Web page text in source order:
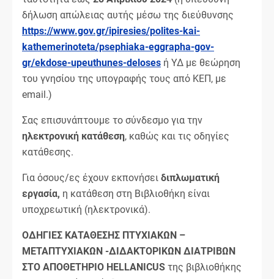
δήλωση απώλειας αυτής μέσω της διεύθυνσης
https://www.gov.gr/ipiresies/polites-kai-
kathemerinoteta/psephiaka-eggrapha-gov-
gr/ekdose-upeuthunes-deloses ή ΥΔ με θεώρηση
του γνησίου της υπογραφής τους από ΚΕΠ, με
email.)
Σας επισυνάπτουμε το σύνδεσμο για την
ηλεκτρονική κατάθεση, καθώς και τις οδηγίες
κατάθεσης.
Για όσους/ες έχουν εκπονήσει διπλωματική
εργασία, η κατάθεση στη Βιβλιοθήκη είναι
υποχρεωτική (ηλεκτρονικά).
ΟΔΗΓΙΕΣ ΚΑΤΑΘΕΣΗΣ ΠΤΥΧΙΑΚΩΝ –
ΜΕΤΑΠΤΥΧΙΑΚΩΝ -ΔΙΔΑΚΤΟΡΙΚΩΝ ΔΙΑΤΡΙΒΩΝ
ΣΤΟ ΑΠΟΘΕΤΗΡΙΟ HELLANICUS της βιβλιοθήκης